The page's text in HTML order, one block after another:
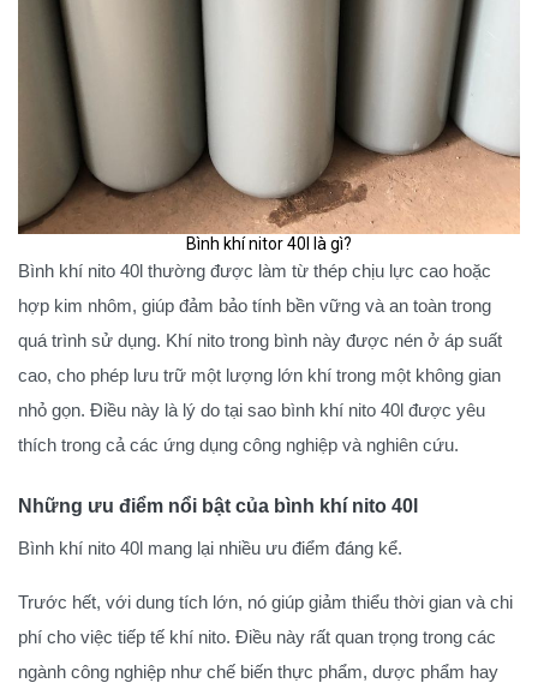
Bình khí nitor 40l là gì?
Bình khí nito 40l thường được làm từ thép chịu lực cao hoặc
hợp kim nhôm, giúp đảm bảo tính bền vững và an toàn trong
quá trình sử dụng. Khí nito trong bình này được nén ở áp suất
cao, cho phép lưu trữ một lượng lớn khí trong một không gian
nhỏ gọn. Điều này là lý do tại sao bình khí nito 40l được yêu
thích trong cả các ứng dụng công nghiệp và nghiên cứu.
Những ưu điểm nổi bật của bình khí nito 40l
Bình khí nito 40l mang lại nhiều ưu điểm đáng kể.
Trước hết, với dung tích lớn, nó giúp giảm thiểu thời gian và chi
phí cho việc tiếp tế khí nito. Điều này rất quan trọng trong các
ngành công nghiệp như chế biến thực phẩm, dược phẩm hay